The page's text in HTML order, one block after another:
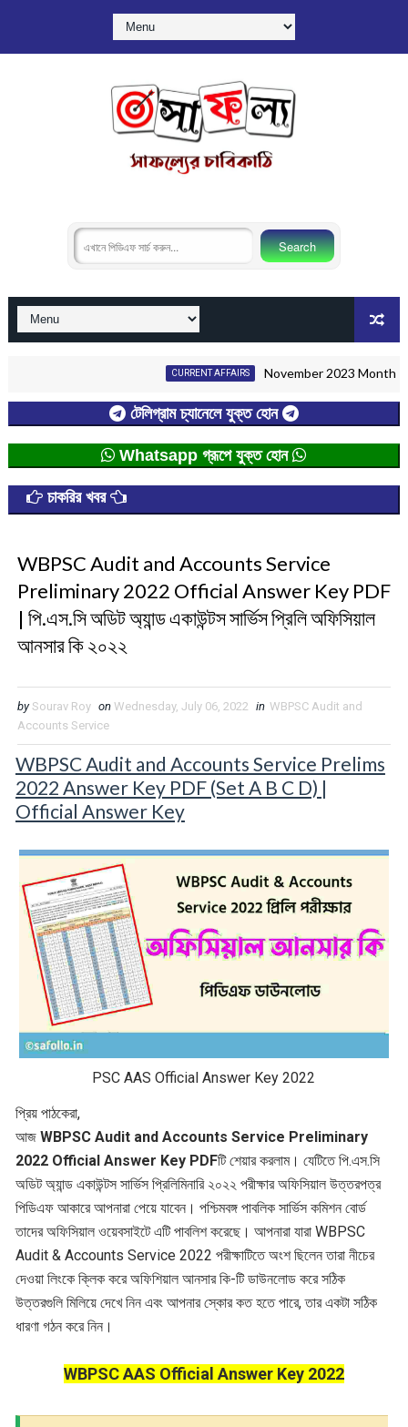
CURRENT AFFAIRS November 2023 Monthly Current
টেলিগ্রাম চ্যানেলে যুক্ত হোন
Whatsapp গ্রূপে যুক্ত হোন
চাকরির খবর
WBPSC Audit and Accounts Service
Preliminary 2022 Official Answer Key PDF
| পি.এস.সি অডিট অ্যান্ড একাউন্টস সার্ভিস প্রিলি অফিসিয়াল
আনসার কি ২০২২
by Sourav Roy on Wednesday, July 06, 2022 in WBPSC Audit and
Accounts Service
WBPSC Audit and Accounts Service Prelims
2022 Answer Key PDF (Set A B C D) |
Official Answer Key
PSC AAS Official Answer Key 2022
প্রিয় পাঠকেরা,
আজ WBPSC Audit and Accounts Service Preliminary
2022 Official Answer Key PDFটি শেয়ার করলাম। যেটিতে পি.এস.সি
অডিট অ্যান্ড একাউন্টস সার্ভিস প্রিলিমিনারি ২০২২ পরীক্ষার অফিসিয়াল উত্তরপত্র
পিডিএফ আকারে আপনারা পেয়ে যাবেন। পশ্চিমবঙ্গ পাবলিক সার্ভিস কমিশন বোর্ড
তাদের অফিসিয়াল ওয়েবসাইটে এটি পাবলিশ করেছে। আপনারা যারা WBPSC
Audit & Accounts Service 2022 পরীক্ষাটিতে অংশ ছিলেন তারা নীচের
দেওয়া লিংকে ক্লিক করে অফিশিয়াল আনসার কি-টি ডাউনলোড করে সঠিক
উত্তরগুলি মিলিয়ে দেখে নিন এবং আপনার স্কোর কত হতে পারে, তার একটা সঠিক
ধারণা গঠন করে নিন।
WBPSC AAS Official Answer Key 2022